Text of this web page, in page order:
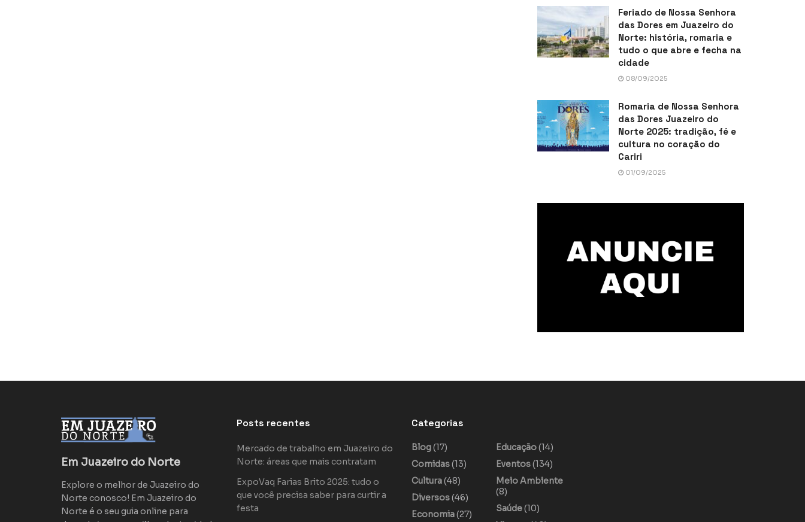
Feriado de Nossa Senhora
das Dores em Juazeiro do
Norte: história, romaria e
tudo o que abre e fecha na
cidade
08/09/2025
Romaria de Nossa Senhora
das Dores Juazeiro do
Norte 2025: tradição, fé e
cultura no coração do
Cariri
01/09/2025
Em Juazeiro do Norte
Explore o melhor de Juazeiro do
Norte conosco! Em Juazeiro do
Norte é o seu guia online para
Posts recentes
Mercado de trabalho em Juazeiro do
Norte: áreas que mais contratam
ExpoVaq Farias Brito 2025: tudo o
que você precisa saber para curtir a
festa
Categorias
Blog(17)
Comidas(13)
Cultura(48)
Diversos(46)
Economia(27)
Educação(14)
Eventos(134)
Meio Ambiente
(8)
Saúde(10)